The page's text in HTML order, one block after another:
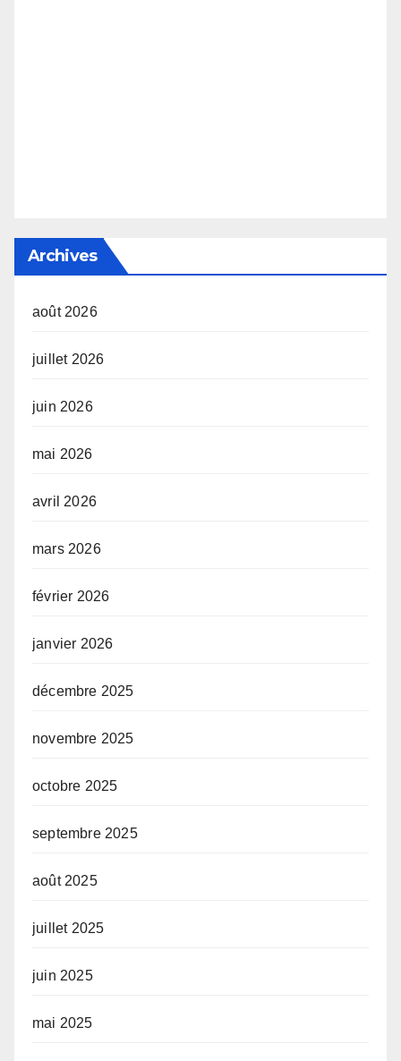
Archives
août 2026
juillet 2026
juin 2026
mai 2026
avril 2026
mars 2026
février 2026
janvier 2026
décembre 2025
novembre 2025
octobre 2025
septembre 2025
août 2025
juillet 2025
juin 2025
mai 2025